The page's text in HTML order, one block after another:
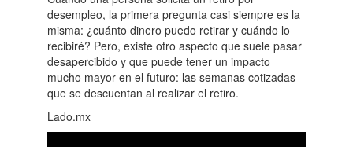
desempleo, la primera pregunta casi siempre es la
misma: ¿cuánto dinero puedo retirar y cuándo lo
recibiré? Pero, existe otro aspecto que suele pasar
desapercibido y que puede tener un impacto
mucho mayor en el futuro: las semanas cotizadas
que se descuentan al realizar el retiro.
Lado.mx